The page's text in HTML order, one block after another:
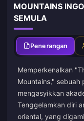
MOUNTAINS
SEMULA
Penerangan
Memperkenalkan
Mountains," sebuah
mengasyikkan
Tenggelamkan diri
oriental, yang